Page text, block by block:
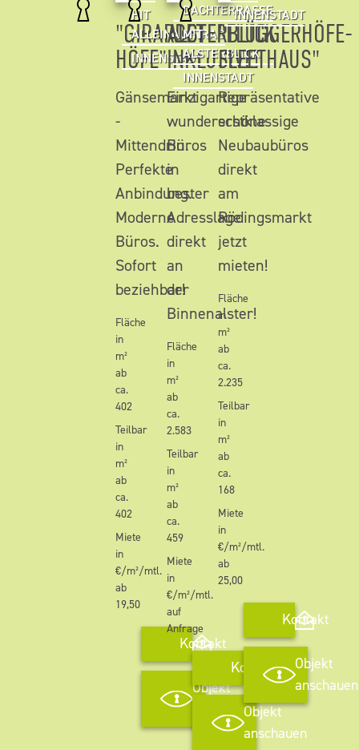
HIT
ALLEINAUFTRAG
INNENSTADT
"GIRARDET
HÖFE"
Gänsemarkt
-
Mittendrin.
Perfekte
Anbindung.
Moderne
Büros.
Sofort
beziehbar!
Fläche
in
m²
ab
ca.
402
Teilbar
in
m²
ab
ca.
402
Miete
in
€/m²/mtl.
ab
19,50
Kontakt
Objekt
anschauen
DACHTERRASSE
MIT
ALSTERBLICK
INNENSTADT
ALSTERBLICK
INKLUSIVE!
Einzigartige
wunderschöne
Büros
in
bester
Adresslage
direkt
an
der
Binnenalster!
Fläche
in
m²
ab
ca.
2.583
Teilbar
in
m²
ab
ca.
459
Miete
in
€/m²/mtl.
auf
Anfrage
Kontakt
Objekt
anschauen
INNENSTADT
"FLÜGGERHÖFE-
FLEETHAUS"
Repräsentative
erstklassige
Neubaubüros
direkt
am
Rödingsmarkt
jetzt
mieten!
Fläche
in
m²
ab
ca.
2.235
Teilbar
in
m²
ab
ca.
168
Miete
in
€/m²/mtl.
ab
25,00
Kontakt
Objekt
anschauen